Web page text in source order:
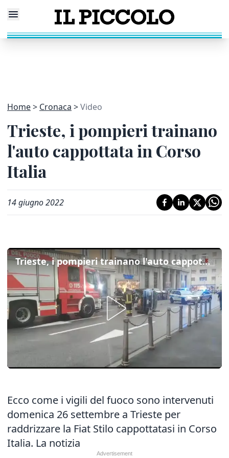
Home Cronaca Video
Trieste, i pompieri trainano
l'auto cappottata in Corso
Italia
14 giugno 2022
Trieste, i pompieri trainano l'auto cappottata in Corso Italia
Ecco come i vigili del fuoco sono intervenuti
domenica 26 settembre a Trieste per
raddrizzare la Fiat Stilo cappottatasi in Corso
Italia. La notizia